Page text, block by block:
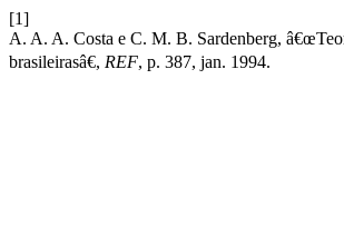
[1]
A. A. A. Costa e C. M. B. Sardenberg,
brasileirasâ€, REF, p. 387, jan. 1994.